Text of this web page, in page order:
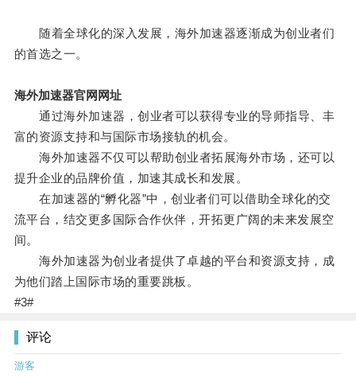
随着全球化的深入发展，海外加速器逐渐成为创业者们
的首选之一。
海外加速器官网网址
通过海外加速器，创业者可以获得专业的导师指导、丰
富的资源支持和与国际市场接轨的机会。
海外加速器不仅可以帮助创业者拓展海外市场，还可以
提升企业的品牌价值，加速其成长和发展。
在加速器的“孵化器”中，创业者们可以借助全球化的交
流平台，结交更多国际合作伙伴，开拓更广阔的未来发展空
间。
海外加速器为创业者提供了卓越的平台和资源支持，成
为他们踏上国际市场的重要跳板。
#3#
评论
游客